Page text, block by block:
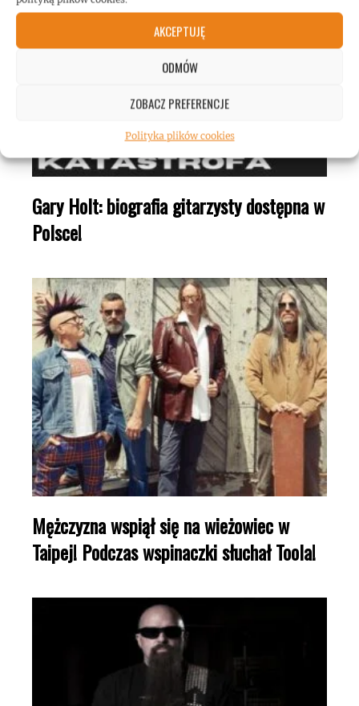
AKCEPTUJĘ
ODMÓW
ZOBACZ PREFERENCJE
Polityka plików cookies
Gary Holt: biografia gitarzysty dostępna w
Polsce!
Mężczyzna wspiął się na wieżowiec w
Taipej! Podczas wspinaczki słuchał Toola!